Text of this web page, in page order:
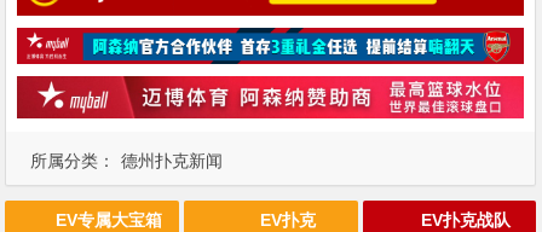
所属分类： 德州扑克新闻
EV专属大宝箱 EV扑克 EV扑克战队